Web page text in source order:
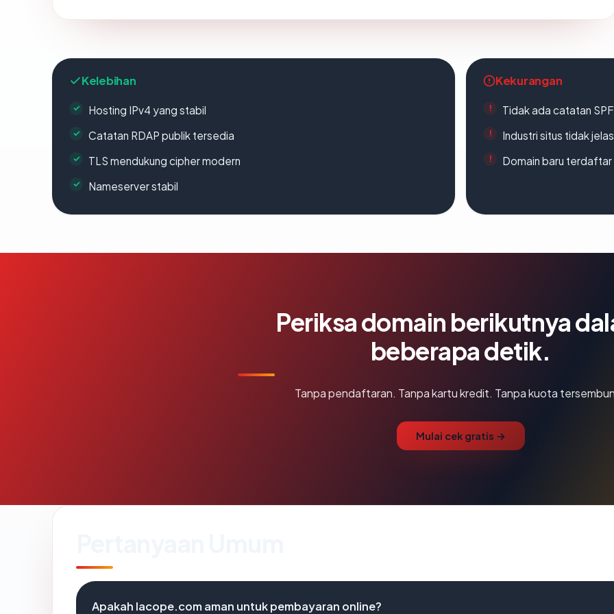
Kelebihan
Hosting IPv4 yang stabil
Catatan RDAP publik tersedia
TLS mendukung cipher modern
Nameserver stabil
Kekurangan
Tidak ada catatan
Industri situs tidak
Domain baru terdaftar
Periksa domain berikutnya
beberapa detik.
Tanpa pendaftaran. Tanpa kartu kredit. Tanpa kuota
Mulai cek gratis →
Apakah lacope.com aman untuk pembayaran online?